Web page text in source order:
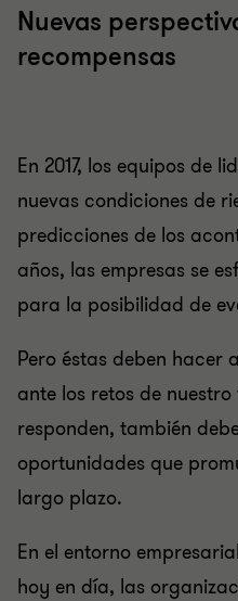
Nuevas
recompensas
En 2017, los equipos de
nuevas condiciones de
predicciones de los
años, las empresas se
para la posibilidad de
Pero éstas deben hacer
ante los retos de
responden, también
oportunidades que
largo plazo.
En el entorno
hoy en día, las